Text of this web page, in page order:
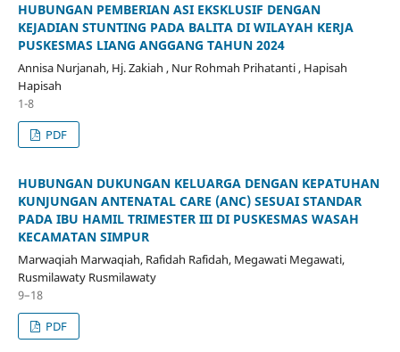
HUBUNGAN PEMBERIAN ASI EKSKLUSIF DENGAN
KEJADIAN STUNTING PADA BALITA DI WILAYAH KERJA
PUSKESMAS LIANG ANGGANG TAHUN 2024
Annisa Nurjanah, Hj. Zakiah , Nur Rohmah Prihatanti , Hapisah
Hapisah
1-8
PDF
HUBUNGAN DUKUNGAN KELUARGA DENGAN KEPATUHAN
KUNJUNGAN ANTENATAL CARE (ANC) SESUAI STANDAR
PADA IBU HAMIL TRIMESTER III DI PUSKESMAS WASAH
KECAMATAN SIMPUR
Marwaqiah Marwaqiah, Rafidah Rafidah, Megawati Megawati,
Rusmilawaty Rusmilawaty
9–18
PDF